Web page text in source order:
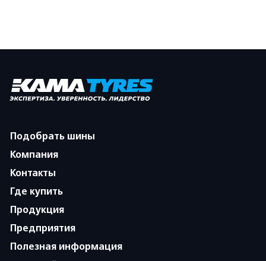
Подобрать шины
Компания
Контакты
Где купить
Продукция
Предприятия
Полезная информация